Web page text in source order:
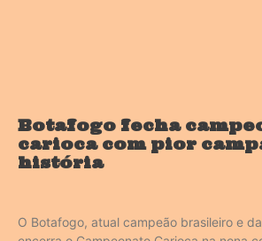
Botafogo fecha
carioca com pior
história
O Botafogo, atual campeão brasileiro e